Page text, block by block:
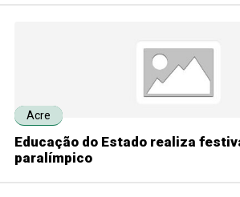
Acre
Educação do Estado realiza
paralímpico